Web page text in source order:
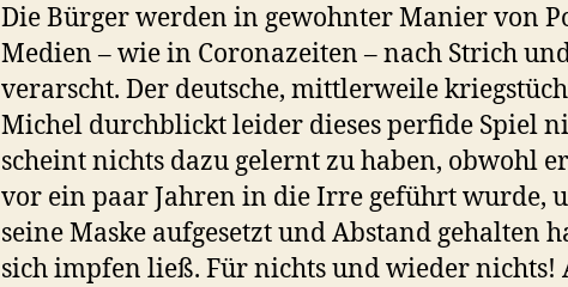
Die Bürger werden in gewohnter Manier von
Medien – wie in Coronazeiten – nach Strich
verarscht. Der deutsche, mittlerweile
Michel durchblickt leider dieses perfide Spiel
scheint nichts dazu gelernt zu haben, obwohl
vor ein paar Jahren in die Irre geführt wurde,
seine Maske aufgesetzt und Abstand gehalten
sich impfen ließ. Für nichts und wieder nichts!